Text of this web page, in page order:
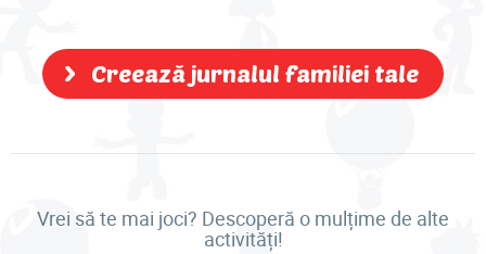
Creează jurnalul familiei tale
Vrei să te mai joci? Descoperă o mulțime de alte
activități!